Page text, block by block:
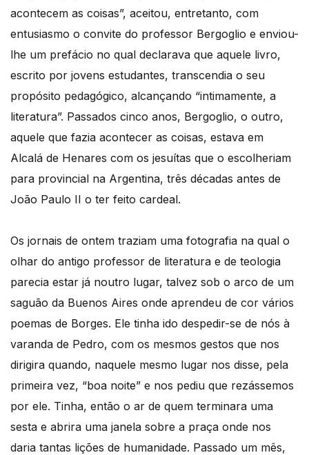
acontecem as coisas”, aceitou, entretanto, com
entusiasmo o convite do professor Bergoglio e enviou-
lhe um prefácio no qual declarava que aquele livro,
escrito por jovens estudantes, transcendia o seu
propósito pedagógico, alcançando “intimamente, a
literatura”. Passados cinco anos, Bergoglio, o outro,
aquele que fazia acontecer as coisas, estava em
Alcalá de Henares com os jesuítas que o escolheriam
para provincial na Argentina, três décadas antes de
João Paulo II o ter feito cardeal.
Os jornais de ontem traziam uma fotografia na qual o
olhar do antigo professor de literatura e de teologia
parecia estar já noutro lugar, talvez sob o arco de um
saguão da Buenos Aires onde aprendeu de cor vários
poemas de Borges. Ele tinha ido despedir-se de nós à
varanda de Pedro, com os mesmos gestos que nos
dirigira quando, naquele mesmo lugar nos disse, pela
primeira vez, “boa noite” e nos pediu que rezássemos
por ele. Tinha, então o ar de quem terminara uma
sesta e abrira uma janela sobre a praça onde nos
daria tantas lições de humanidade. Passado um mês,